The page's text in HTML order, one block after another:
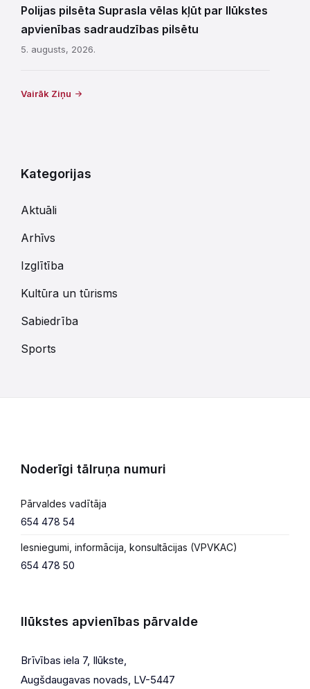
Polijas pilsēta Suprasla vēlas kļūt par Ilūkstes
apvienības sadraudzības pilsētu
5. augusts, 2026.
Vairāk Ziņu
Kategorijas
Aktuāli
Arhīvs
Izglītība
Kultūra un tūrisms
Sabiedrība
Sports
Noderīgi tālruņa numuri
Pārvaldes vadītāja
654 478 54
Iesniegumi, informācija, konsultācijas (VPVKAC)
654 478 50
Ilūkstes apvienības pārvalde
Brīvības iela 7, Ilūkste,
Augšdaugavas novads, LV-5447